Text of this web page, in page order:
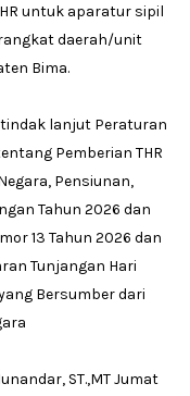
untuk aparatur sipil
daerah/unit
Bima.
lanjut Peraturan
Pemberian THR
Pensiunan,
Tahun 2026 dan
13 Tahun 2026 dan
Tunjangan Hari
Bersumber dari
ST.,MT Jumat